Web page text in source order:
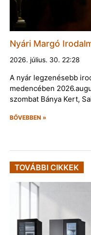
Nyári Margó
2026. július. 30. 22:28
A nyár legzenésebb
medencében
szombat Bánya Kert,
BŐVEBBEN »
TOVÁBBI CIKKEK